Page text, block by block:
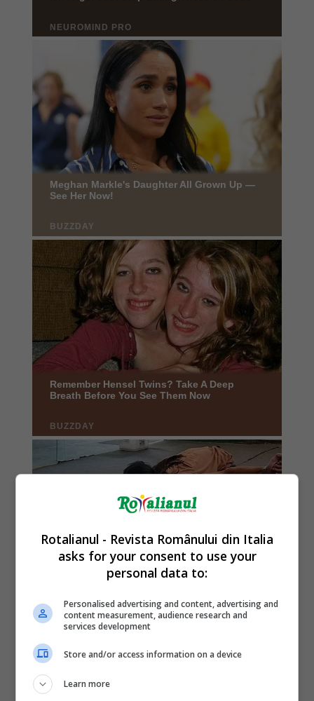
Rotalianul - Revista Românului din Italia
asks for your consent to use your
personal data to:
Personalised advertising and content, advertising and
content measurement, audience research and
services development
Store and/or access information on a device
Learn more